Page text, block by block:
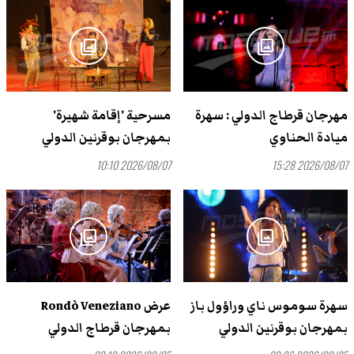
photo_library
مهرجان قرطاج الدولي : سهرة
ميادة الحناوي
2026/08/07 15:28
photo_library
مسرحية 'إقامة شهيرة'
بمهرجان بوقرنين الدولي
2026/08/07 10:10
photo_library
سهرة سوموس ناي وراؤول باز
بمهرجان بوقرنين الدولي
photo_library
عرض Rondò Veneziano
بمهرجان قرطاج الدولي